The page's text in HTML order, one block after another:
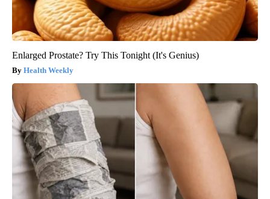
Enlarged Prostate? Try This Tonight (It's Genius)
Health Weekly